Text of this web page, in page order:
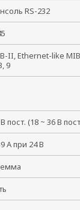
RS-232
II, Ethernet-like
9
пост. (18 ~ 36 В
А при 24 В